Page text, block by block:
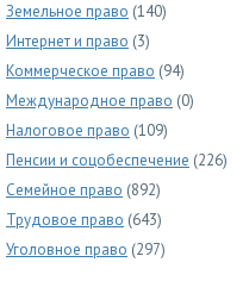
Земельное право (140)
Интернет и право (3)
Коммерческое право (94)
Международное право (0)
Налоговое право (109)
Пенсии и соцобеспечение (226)
Семейное право (892)
Трудовое право (643)
Уголовное право (297)